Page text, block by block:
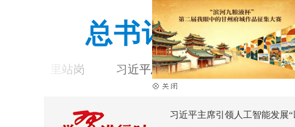
总书记的人民情
习近平总书记重要指示激励海内外中华儿
习近平主席引领人工智能发展